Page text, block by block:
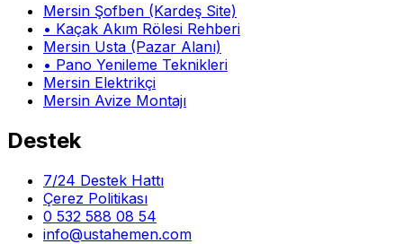
Mersin Şofben (Kardeş Site)
• Kaçak Akım Rölesi Rehberi
Mersin Usta (Pazar Alanı)
• Pano Yenileme Teknikleri
Mersin Elektrikçi
Mersin Avize Montajı
Destek
7/24 Destek Hattı
Çerez Politikası
0 532 588 08 54
info@ustahemen.com